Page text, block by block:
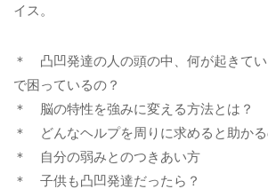
イス。
＊ 凸凹発達の人の頭の中、何が起きて
で困っているの？
＊ 脳の特性を強みに変える方法とは？
＊ どんなヘルプを周りに求めると助かる
＊ 自分の弱みとのつきあい方
＊ 子供も凸凹発達だったら？